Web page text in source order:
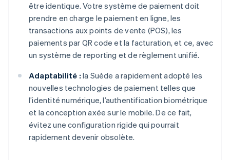
être identique. Votre système de paiement doit
prendre en charge le paiement en ligne, les
transactions aux points de vente (POS), les
paiements par QR code et la facturation, et ce, avec
un système de reporting et de règlement unifié.
Adaptabilité : la Suède a rapidement adopté les
nouvelles technologies de paiement telles que
l’identité numérique, l’authentification biométrique
et la conception axée sur le mobile. De ce fait,
évitez une configuration rigide qui pourrait
rapidement devenir obsolète.